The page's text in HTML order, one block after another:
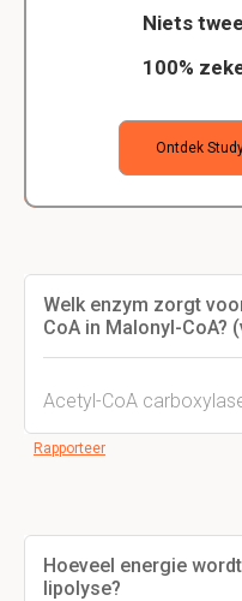
Niets
100%
Ontdek
Welk enzym zorgt
CoA in Malonyl-CoA?
Acetyl-CoA
Rapporteer
Hoeveel energie
lipolyse?